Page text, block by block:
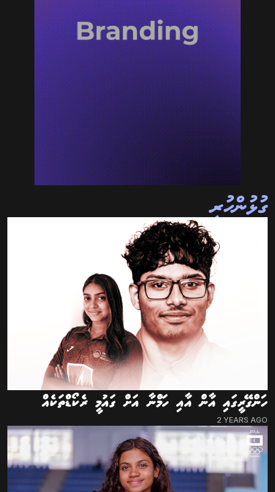
ގުޅުންހުރި
ހަންގޭރީގައި އާން އާއި ހަމްނާ އަށް ގައުމީ ރެކޯޑްތަކެއް
2 YEARS AGO